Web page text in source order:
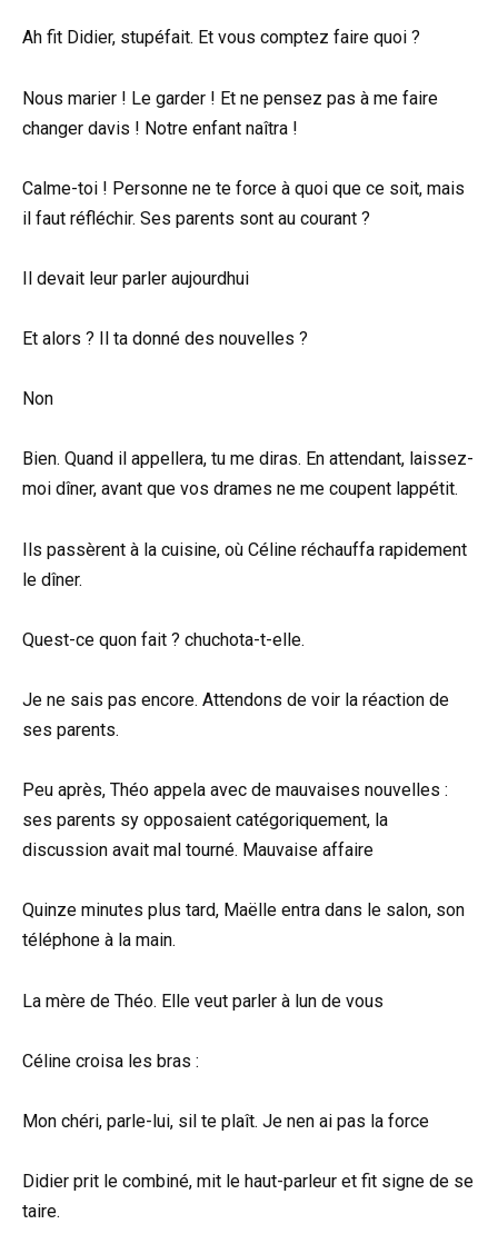
Ah fit Didier, stupéfait. Et vous comptez faire quoi ?
Nous marier ! Le garder ! Et ne pensez pas à me faire
changer davis ! Notre enfant naîtra !
Calme-toi ! Personne ne te force à quoi que ce soit, mais
il faut réfléchir. Ses parents sont au courant ?
Il devait leur parler aujourdhui
Et alors ? Il ta donné des nouvelles ?
Non
Bien. Quand il appellera, tu me diras. En attendant, laissez-
moi dîner, avant que vos drames ne me coupent lappétit.
Ils passèrent à la cuisine, où Céline réchauffa rapidement
le dîner.
Quest-ce quon fait ? chuchota-t-elle.
Je ne sais pas encore. Attendons de voir la réaction de
ses parents.
Peu après, Théo appela avec de mauvaises nouvelles :
ses parents sy opposaient catégoriquement, la
discussion avait mal tourné. Mauvaise affaire
Quinze minutes plus tard, Maëlle entra dans le salon, son
téléphone à la main.
La mère de Théo. Elle veut parler à lun de vous
Céline croisa les bras :
Mon chéri, parle-lui, sil te plaît. Je nen ai pas la force
Didier prit le combiné, mit le haut-parleur et fit signe de se
taire.